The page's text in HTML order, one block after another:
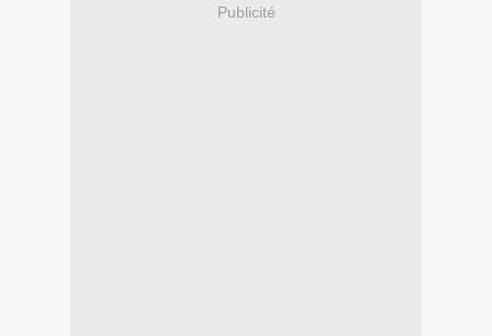
Publicité